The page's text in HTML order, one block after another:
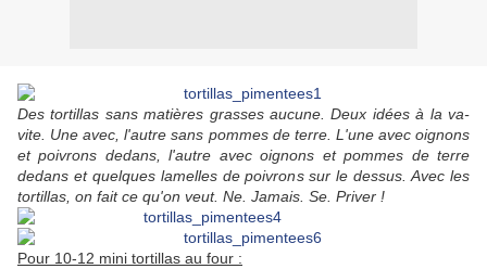
Des tortillas sans matières grasses aucune. Deux idées à la va-
vite. Une avec, l'autre sans pommes de terre. L'une avec oignons
et poivrons dedans, l'autre avec oignons et pommes de terre
dedans et quelques lamelles de poivrons sur le dessus. Avec les
tortillas, on fait ce qu'on veut. Ne. Jamais. Se. Priver !
Pour 10-12 mini tortillas au four :